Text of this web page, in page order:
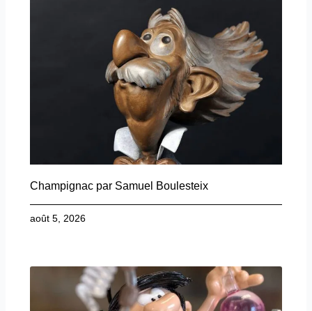
Champignac par Samuel Boulesteix
août 5, 2026